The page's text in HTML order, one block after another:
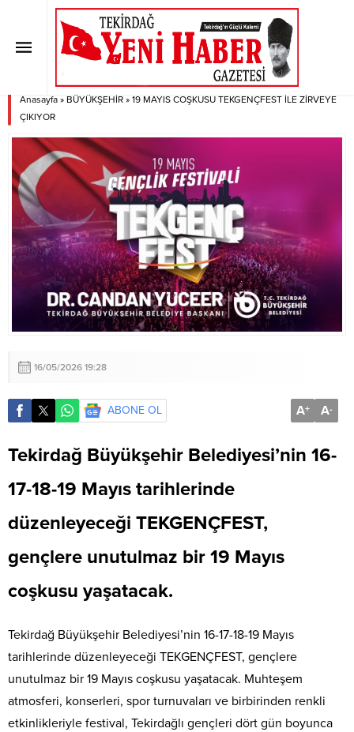
19 MAYIS COŞKUSU
TEKGENÇFEST İLE ZİRVEYE
ÇIKIYOR
Anasayfa » BÜYÜKŞEHİR » 19 MAYIS COŞKUSU TEKGENÇFEST İLE ZİRVEYE
ÇIKIYOR
16/05/2026 19:28
ABONE OL A+ A-
Tekirdağ Büyükşehir Belediyesi’nin 16-
17-18-19 Mayıs tarihlerinde
düzenleyeceği TEKGENÇFEST,
gençlere unutulmaz bir 19 Mayıs
coşkusu yaşatacak.
Tekirdağ Büyükşehir Belediyesi’nin 16-17-18-19 Mayıs
tarihlerinde düzenleyeceği TEKGENÇFEST, gençlere
unutulmaz bir 19 Mayıs coşkusu yaşatacak. Muhteşem
atmosferi, konserleri, spor turnuvaları ve birbirinden renkli
etkinlikleriyle festival, Tekirdağlı gençleri dört gün boyunca